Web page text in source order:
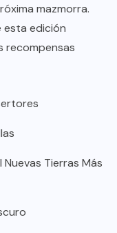
mazmorra.
esta edición
recompensas
Tierras Más